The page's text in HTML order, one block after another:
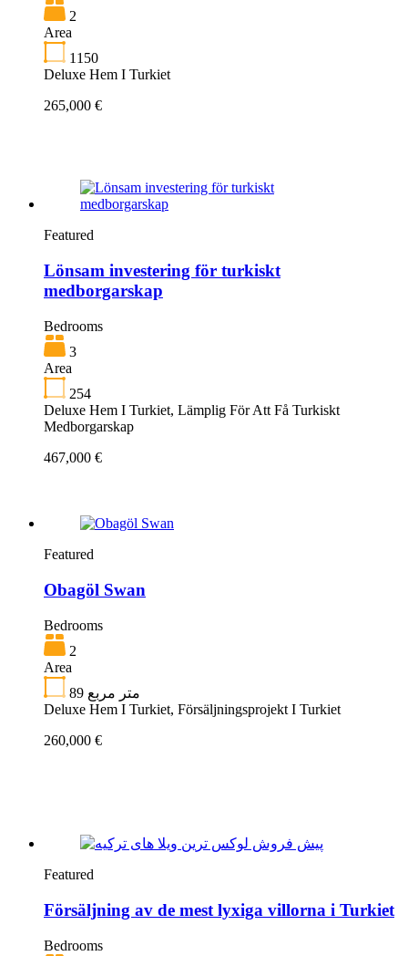
2
Area
1150
Deluxe Hem I Turkiet
265,000 €
Featured
Lönsam investering för turkiskt
medborgarskap
Bedrooms
3
Area
254
Deluxe Hem I Turkiet, Lämplig För Att Få Turkiskt
Medborgarskap
467,000 €
Featured
Obagöl Swan
Bedrooms
2
Area
89 متر مربع
Deluxe Hem I Turkiet, Försäljningsprojekt I Turkiet
260,000 €
Featured
Försäljning av de mest lyxiga villorna i Turkiet
Bedrooms